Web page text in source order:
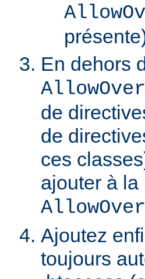
En dehors
de
de
ces
ajouter à
Ajoutez
toujours